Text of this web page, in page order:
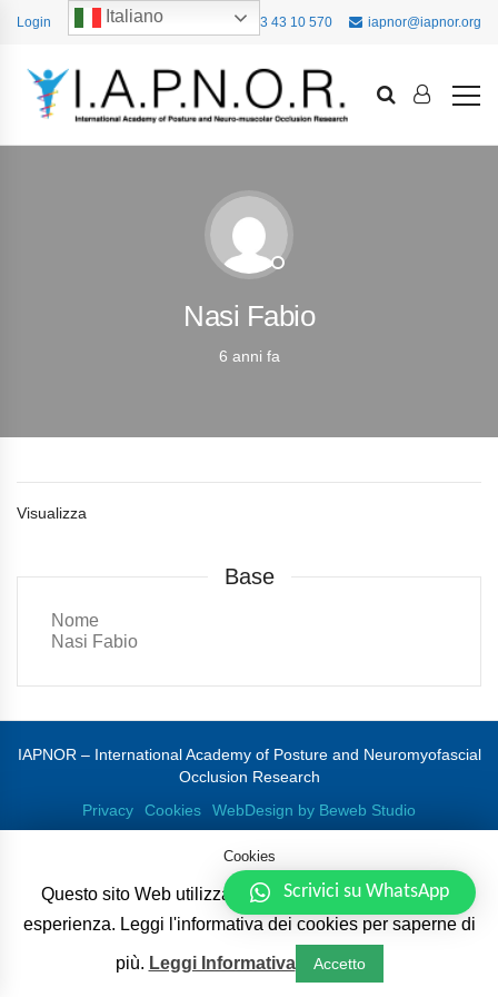
Login Italiano +39 393 43 10 570 iapnor@iapnor.org
Nasi Fabio
6 anni fa
Visualizza
Base
Nome
Nasi Fabio
IAPNOR – International Academy of Posture and Neuromyofascial
Occlusion Research
Privacy
Cookies WebDesign by Beweb Studio
Cookies
Questo sito Web utilizza i cookie per migliorare la tua
esperienza. Leggi l'informativa dei cookies per saperne di
più. Leggi Informativa Accetto
Scrivici su WhatsApp